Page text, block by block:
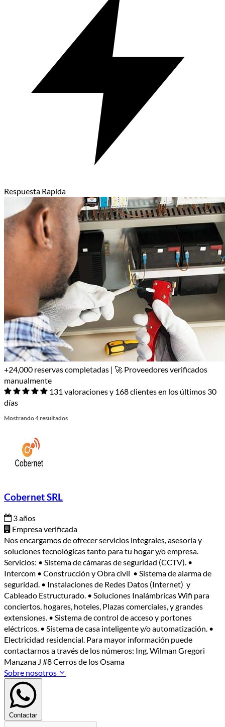
Respuesta Rapida
+24,000 reservas completadas | 🚀 Proveedores verificados
manualmente
131 valoraciones y 168 clientes en los últimos 30
días
Mostrando 4 resultados
Cobernet SRL
3 años
Empresa verificada
Nos encargamos de ofrecer servicios integrales, asesoría y
soluciones tecnológicas tanto para tu hogar y/o empresa.
Servicios: • Sistema de cámaras de seguridad (CCTV). •
Intercom • Construcción y Obra civil • Sistema de alarma de
seguridad. • Instalaciones de Redes Datos (Internet) y
Cableado Estructurado. • Soluciones Inalámbricas Wifi para
conciertos, hogares, hoteles, Plazas comerciales, y grandes
extensiones. • Sistema de control de acceso y portones
eléctricos. • Sistema de casa inteligente y/o automatización. •
Electricidad residencial. Para mayor información puede
contactarnos a través de los números: Ing. Wilman Gregori
Manzana J #8 Cerros de los Osama
Sobre nosotros
Contactar